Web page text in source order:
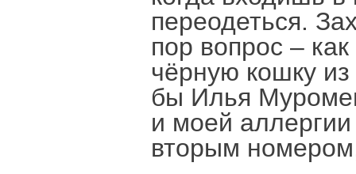
переодеться.
пор вопрос –
чёрную кошку
бы Илья
и моей
вторым